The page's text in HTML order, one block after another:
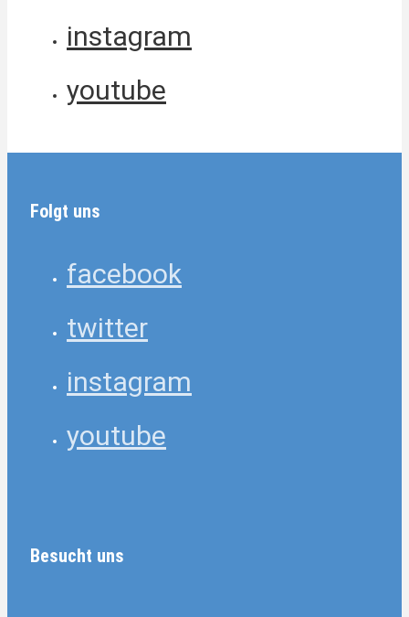
instagram
youtube
Folgt uns
facebook
twitter
instagram
youtube
Besucht uns